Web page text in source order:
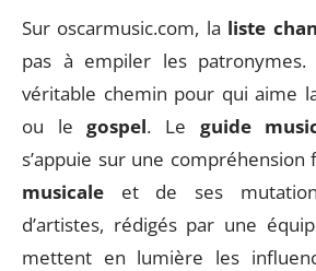
Sur oscarmusic.com, la liste
pas à empiler les
véritable chemin pour qui aime
ou legospel. Le guide
s’appuie sur une compréhension
musicale et de ses
d’artistes, rédigés par une
mettent en lumière les